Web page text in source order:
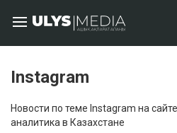
Instagram
Новости по теме Instagram на
аналитика в Казахстане